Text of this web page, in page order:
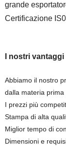
grande
Certificazione
I nostri vantaggi
Abbiamo il nostro
dalla materia
I prezzi più
Stampa di alta
Miglior tempo di
Dimensioni e